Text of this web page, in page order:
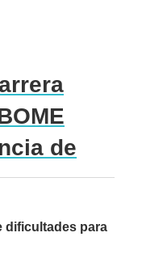
de
dificultades para